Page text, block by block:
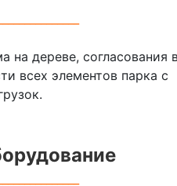
на дереве, согласования
всех элементов парка с